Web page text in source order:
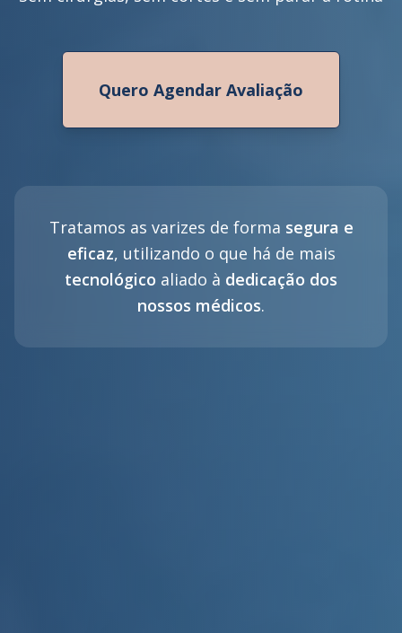
Quero Agendar Avaliação
Tratamos as varizes de forma segura e
eficaz, utilizando o que há de mais
tecnológico aliado à dedicação dos
nossos médicos.